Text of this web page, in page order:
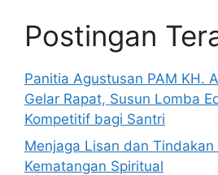
Postingan
Panitia Agustusan PAM KH.
Gelar Rapat, Susun Lomba
Kompetitif bagi Santri
Menjaga Lisan dan
Kematangan Spiritual